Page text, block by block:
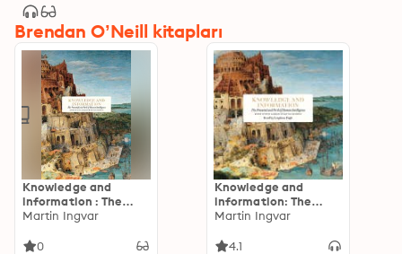
Brendan O’Neill kitapları
Knowledge and
information : The
Potential and Peril of
Martin Ingvar
0
Knowledge and
information: The
Potential and Peril of
Martin Ingvar
4.1